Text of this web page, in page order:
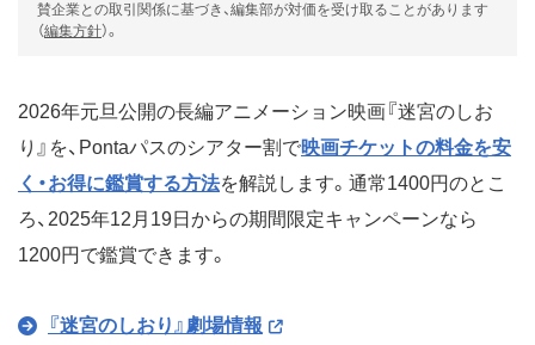
賛企業との取引関係に基づき、編集部が対価を受け取ることがあります
（編集方針）。
2026年元旦公開の長編アニメーション映画『迷宮のしお
り』を、Pontaパスのシアター割で映画チケットの料金を安
く・お得に鑑賞する方法を解説します。通常1400円のとこ
ろ、2025年12月19日からの期間限定キャンペーンなら
1200円で鑑賞できます。
『迷宮のしおり』劇場情報